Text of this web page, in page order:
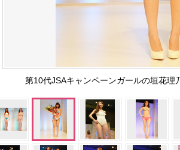
第10代JSAキャンペーンガールの垣花